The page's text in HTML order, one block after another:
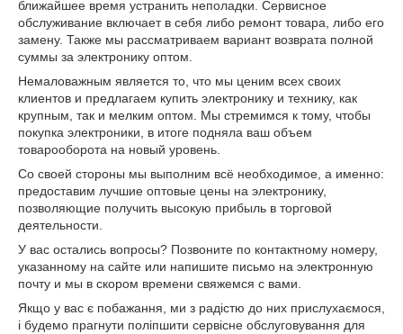
ближайшее время устранить неполадки. Сервисное
обслуживание включает в себя либо ремонт товара, либо его
замену. Также мы рассматриваем вариант возврата полной
суммы за электронику оптом.
Немаловажным является то, что мы ценим всех своих
клиентов и предлагаем купить электронику и технику, как
крупным, так и мелким оптом. Мы стремимся к тому, чтобы
покупка электроники, в итоге подняла ваш объем
товарооборота на новый уровень.
Со своей стороны мы выполним всё необходимое, а именно:
предоставим лучшие оптовые цены на электронику,
позволяющие получить высокую прибыль в торговой
деятельности.
У вас остались вопросы? Позвоните по контактному номеру,
указанному на сайте или напишите письмо на электронную
почту и мы в скором времени свяжемся с вами.
Якщо у вас є побажання, ми з радістю до них прислухаємося,
і будемо прагнути поліпшити сервісне обслуговування для